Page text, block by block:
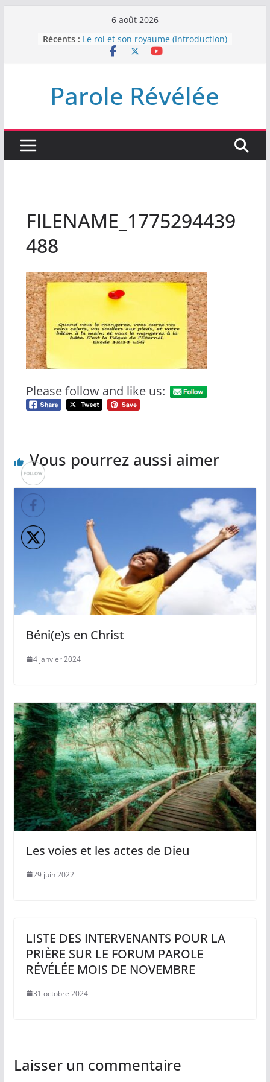
6 août 2026
Récents : Le roi et son royaume (Introduction)
DEMEUREZ DANS LA LUMIÈRE
LABAN
L’INTERVENTION DE DIEU
Parole Révélée
FILENAME_1775294439
488
Please follow and like us:
Vous pourrez aussi aimer
Béni(e)s en Christ
4 janvier 2024
Les voies et les actes de Dieu
29 juin 2022
LISTE DES INTERVENANTS POUR LA
PRIÈRE SUR LE FORUM PAROLE
RÉVÉLÉE MOIS DE NOVEMBRE
31 octobre 2024
Laisser un commentaire